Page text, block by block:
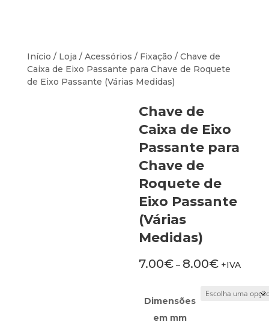
Início / Loja / Acessórios / Fixação / Chave de
Caixa de Eixo Passante para Chave de Roquete
de Eixo Passante (Várias Medidas)
Chave de
Caixa de Eixo
Passante para
Chave de
Roquete de
Eixo Passante
(Várias
Medidas)
7.00€ – 8.00€ +IVA
Dimensões
em mm